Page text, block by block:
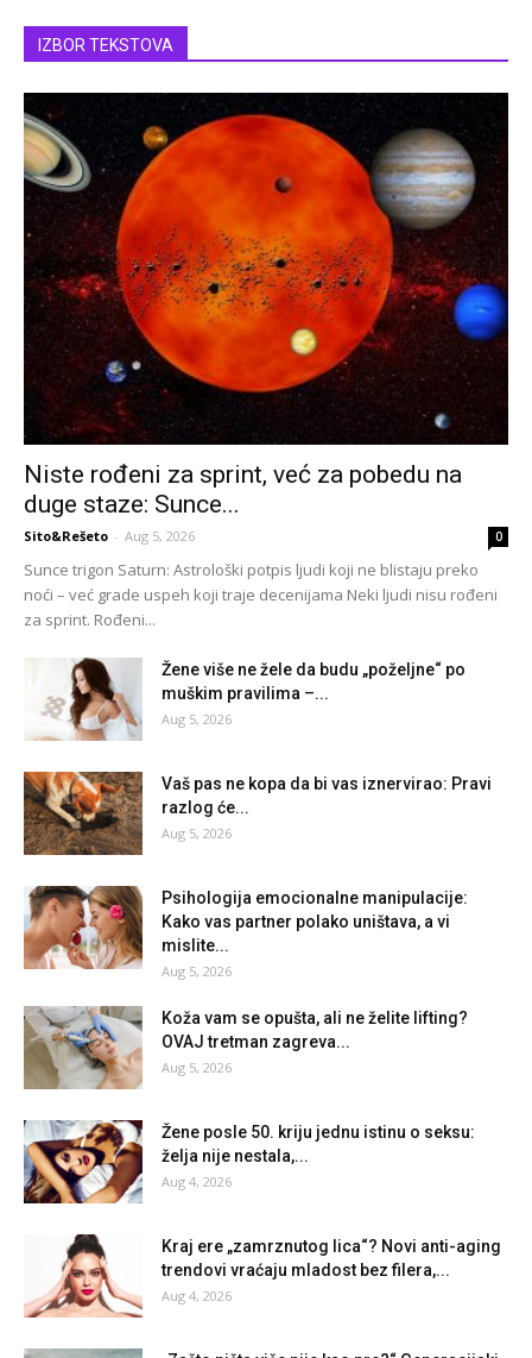
IZBOR TEKSTOVA
Niste rođeni za sprint, već za pobedu na
duge staze: Sunce...
Sito&Rešeto - Aug 5, 2026 0
Sunce trigon Saturn: Astrološki potpis ljudi koji ne blistaju preko
noći – već grade uspeh koji traje decenijama Neki ljudi nisu rođeni
za sprint. Rođeni...
Žene više ne žele da budu „poželjne“ po
muškim pravilima –...
Aug 5, 2026
Vaš pas ne kopa da bi vas iznervirao: Pravi
razlog će...
Aug 5, 2026
Psihologija emocionalne manipulacije:
Kako vas partner polako uništava, a vi
mislite...
Aug 5, 2026
Koža vam se opušta, ali ne želite lifting?
OVAJ tretman zagreva...
Aug 5, 2026
Žene posle 50. kriju jednu istinu o seksu:
želja nije nestala,...
Aug 4, 2026
Kraj ere „zamrznutog lica“? Novi anti-aging
trendovi vraćaju mladost bez filera,...
Aug 4, 2026